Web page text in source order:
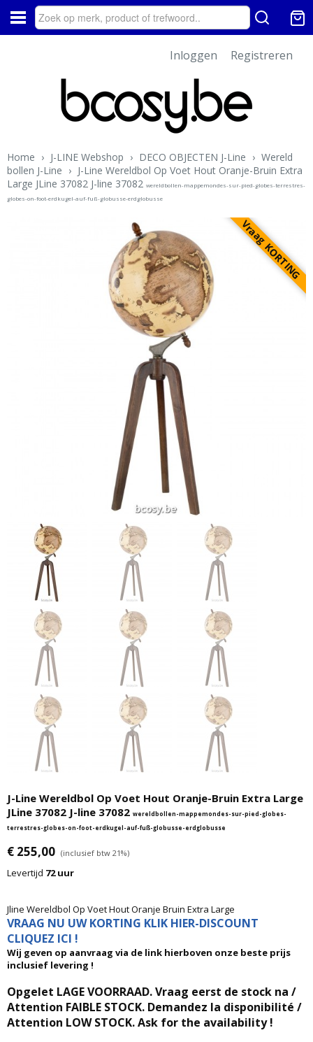
Inloggen Registreren
Home › J-LINE Webshop › DECO OBJECTEN J-Line › Wereld
bollen J-Line › J-Line Wereldbol Op Voet Hout Oranje-Bruin Extra
Large JLine 37082 J-line 37082 wereldbollen-mappemondes-sur-pied-globes-terrestres-
globes-on-foot-erdkugel-auf-fuß-globusse-erdglobusse
Vraag KORTING
J-Line Wereldbol Op Voet Hout Oranje-Bruin Extra Large
JLine 37082 J-line 37082 wereldbollen-mappemondes-sur-pied-globes-
terrestres-globes-on-foot-erdkugel-auf-fuß-globusse-erdglobusse
€ 255,00 (inclusief btw 21%)
Levertijd 72 uur
Jline Wereldbol Op Voet Hout Oranje Bruin Extra Large
VRAAG NU UW KORTING KLIK HIER-DISCOUNT
CLIQUEZ ICI !
Wij geven op aanvraag via de link hierboven onze beste prijs
inclusief levering !
Opgelet LAGE VOORRAAD. Vraag eerst de stock na /
Attention FAIBLE STOCK. Demandez la disponibilité /
Attention LOW STOCK. Ask for the availability !